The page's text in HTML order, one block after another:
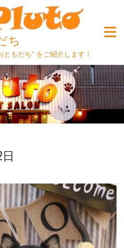
ち
もだち” をご紹介します！